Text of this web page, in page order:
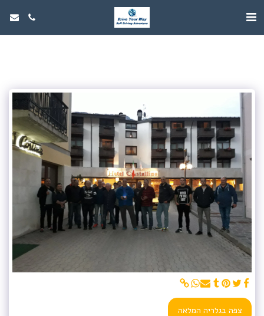
צפה בגלריה המלאה